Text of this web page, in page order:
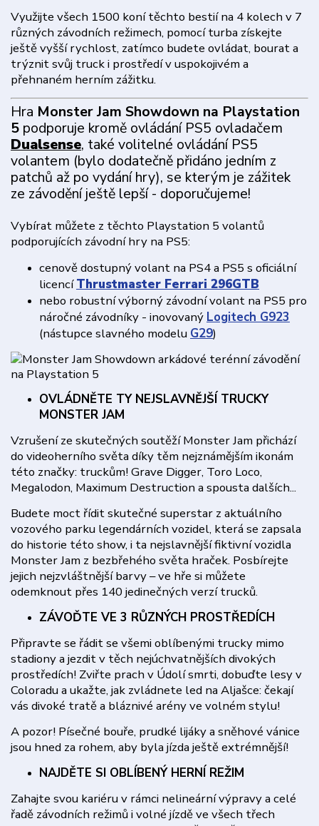
Využijte všech 1500 koní těchto bestií na 4 kolech v 7
různých závodních režimech, pomocí turba získejte
ještě vyšší rychlost, zatímco budete ovládat, bourat a
trýznit svůj truck i prostředí v uspokojivém a
přehnaném herním zážitku.
Hra Monster Jam Showdown na Playstation
5 podporuje kromě ovládání PS5 ovladačem
Dualsense, také volitelné ovládání PS5
volantem (bylo dodatečně přidáno jedním z
patchů až po vydání hry), se kterým je zážitek
ze závodění ještě lepší - doporučujeme!
Vybírat můžete z těchto Playstation 5 volantů
podporujících závodní hry na PS5:
cenově dostupný volant na PS4 a PS5 s oficiální
licencíThrustmaster Ferrari 296GTB
nebo robustní výborný závodní volant na PS5 pro
náročné závodníky - inovovaný Logitech G923
(nástupce slavného modelu G29)
OVLÁDNĚTE TY NEJSLAVNĚJŠÍ TRUCKY
MONSTER JAM
Vzrušení ze skutečných soutěží Monster Jam přichází
do videoherního světa díky těm nejznámějším ikonám
této značky: truckům! Grave Digger, Toro Loco,
Megalodon, Maximum Destruction a spousta dalších...
Budete moct řídit skutečné superstar z aktuálního
vozového parku legendárních vozidel, která se zapsala
do historie této show, i ta nejslavnější fiktivní vozidla
Monster Jam z bezbřehého světa hraček. Posbírejte
jejich nejzvláštnější barvy – ve hře si můžete
odemknout přes 140 jedinečných verzí trucků.
ZÁVOĎTE VE 3 RŮZNÝCH PROSTŘEDÍCH
Připravte se řádit se všemi oblíbenými trucky mimo
stadiony a jezdit v těch nejúchvatnějších divokých
prostředích! Zviřte prach v Údolí smrti, dobuďte lesy v
Coloradu a ukažte, jak zvládnete led na Aljašce: čekají
vás divoké tratě a bláznivé arény ve volném stylu!
A pozor! Písečné bouře, prudké lijáky a sněhové vánice
jsou hned za rohem, aby byla jízda ještě extrémnější!
NAJDĚTE SI OBLÍBENÝ HERNÍ REŽIM
Zahajte svou kariéru v rámci nelineární výpravy a celé
řadě závodních režimů i volné jízdě ve všech třech